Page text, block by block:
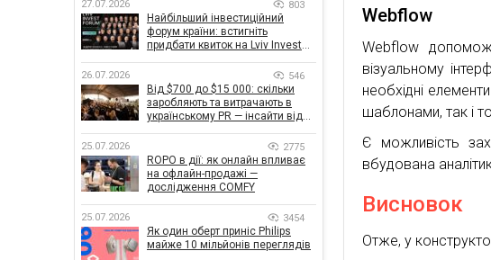
Webflow
Webflow
візуальному
необхідні
шаблонами, так і
Є можливість
вбудована
Висновок
Отже, у
27.07.2026 803
Найбільший інвестиційний
форум країни: встигніть
придбати квиток на Lviv Invest
26.07.2026 546
Від $700 до $15 000: скільки
заробляють та витрачають в
українському PR — інсайти від
25.07.2026 2775
ROPO в дії: як онлайн впливає
на офлайн-продажі —
дослідження COMFY
25.07.2026 3454
Як один оберт приніс Philips
майже 10 мільйонів переглядів